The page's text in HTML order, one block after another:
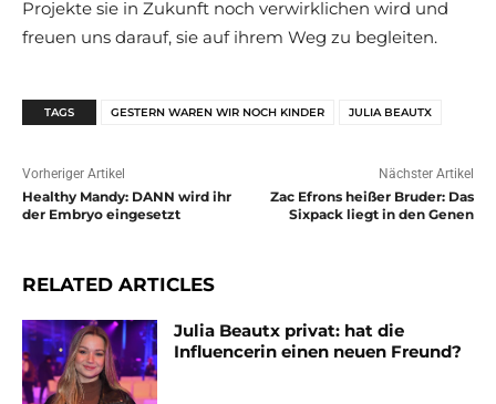
Projekte sie in Zukunft noch verwirklichen wird und
freuen uns darauf, sie auf ihrem Weg zu begleiten.
TAGS GESTERN WAREN WIR NOCH KINDER JULIA BEAUTX
Vorheriger Artikel
Healthy Mandy: DANN wird ihr
der Embryo eingesetzt
Nächster Artikel
Zac Efrons heißer Bruder: Das
Sixpack liegt in den Genen
RELATED ARTICLES
Julia Beautx privat: hat die
Influencerin einen neuen Freund?